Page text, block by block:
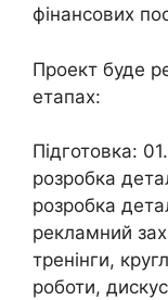
фінансових
Проект буде
етапах:
Підготовка:
розробка
розробка
рекламний
тренінги,
роботи,